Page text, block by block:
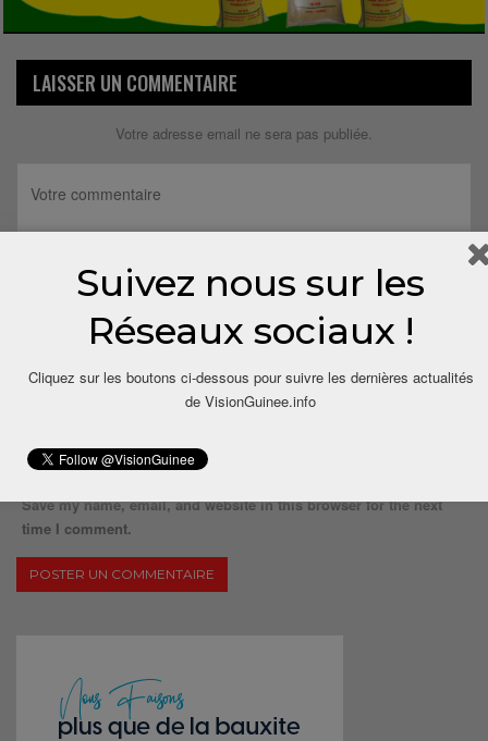
LAISSER UN COMMENTAIRE
Votre adresse email ne sera pas publiée.
Save my name, email, and website in this browser for the next
time I comment.
Suivez nous sur les
Réseaux sociaux !
Cliquez sur les boutons ci-dessous pour suivre les dernières actualités
de VisionGuinee.info